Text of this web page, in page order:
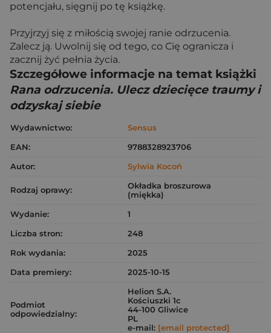
potencjału, sięgnij po tę książkę.
Przyjrzyj się z miłością swojej ranie odrzucenia.
Zalecz ją. Uwolnij się od tego, co Cię ogranicza i
zacznij żyć pełnia życia.
Szczegółowe informacje na temat książki
Rana odrzucenia. Ulecz dziecięce traumy i
odzyskaj siebie
Wydawnictwo:
Sensus
EAN:
9788328923706
Autor:
Sylwia Kocoń
Rodzaj oprawy:
Okładka broszurowa
(miękka)
Wydanie:
1
Liczba stron:
248
Rok wydania:
2025
Data premiery:
2025-10-15
Podmiot
odpowiedzialny:
Helion S.A.
Kościuszki 1c
44-100 Gliwice
PL
e-mail: [email protected]